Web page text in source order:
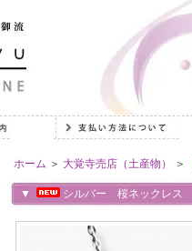
ホーム ＞ 大覚寺売店（土産物） ＞
▼ シルバー 桜ネックレス